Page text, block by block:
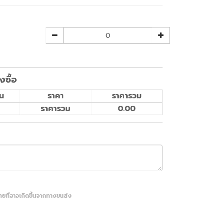
ซื้อ
ราคา
ราคารวม
ราคารวม 0.00
ที่อาจเกิดขึ้นจากทางขนส่ง